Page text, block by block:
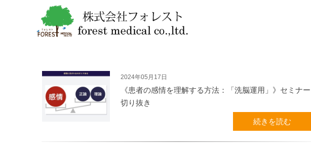
2024年05月17日
《患者の感情を理解する方法：「洗脳運用」》セミナー
切り抜き
続きを読む